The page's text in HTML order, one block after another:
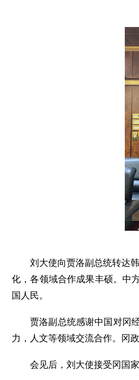
刘大使向贾洛副总统转达
化，各领域合作成果丰硕。中
国人民。
贾洛副总统感谢中国对冈
力，人文等领域交流合作。冈
会见后，刘大使接受冈国